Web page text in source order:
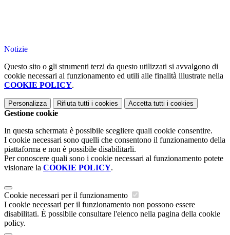
Notizie
Questo sito o gli strumenti terzi da questo utilizzati si avvalgono di
cookie necessari al funzionamento ed utili alle finalità illustrate nella
COOKIE POLICY.
Personalizza Rifiuta tutti i cookies Accetta tutti i cookies
Gestione cookie
In questa schermata è possibile scegliere quali cookie consentire.
I cookie necessari sono quelli che consentono il funzionamento della
piattaforma e non è possibile disabilitarli.
Per conoscere quali sono i cookie necessari al funzionamento potete
visionare la COOKIE POLICY.
Cookie necessari per il funzionamento
I cookie necessari per il funzionamento non possono essere
disabilitati. È possibile consultare l'elenco nella pagina della cookie
policy.